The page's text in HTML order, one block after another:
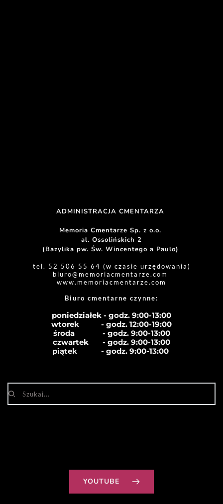
ADMINISTRACJA CMENTARZA
Memoria Cmentarze Sp. z o.o.
al. Ossolińskich 2
(Bazylika pw. Św. Wincentego a Paulo)
tel. 52 506 55 64 (w czasie urzędowania)
biuro@memoriacmentarze.com
www.memoriacmentarze.com
Biuro cmentarne czynne:
poniedziałek - godz. 9:00-13:00
wtorek           - godz. 12:00-19:00
środa              - godz. 9:00-13:00
czwartek       - godz. 9:00-13:00
piątek            - godz. 9:00-13:00
YOUTUBE